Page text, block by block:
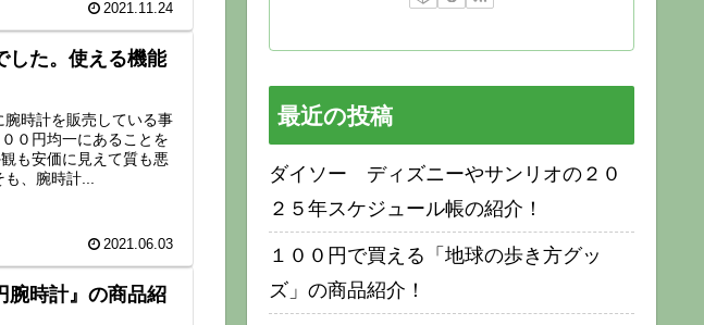
2021.11.24
した。使える機能
時計を販売している事
０円均一にあることを
も安価に見えて質も悪
も、腕時計...
2021.06.03
時計』の商品紹
最近の投稿
ダイソー ディズニーやサンリオの２０
２５年スケジュール帳の紹介！
１００円で買える「地球の歩き方グッ
ズ」の商品紹介！